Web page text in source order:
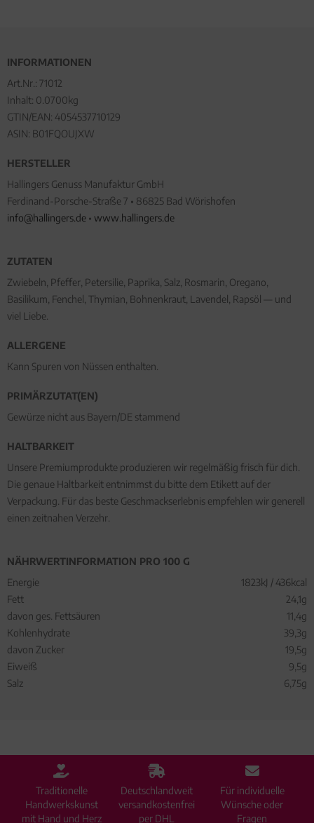
INFORMATIONEN
Art.Nr.: 71012
Inhalt: 0.0700kg
GTIN/EAN: 4054537710129
ASIN: B01FQOUJXW
HERSTELLER
Hallingers Genuss Manufaktur GmbH
Ferdinand-Porsche-Straße 7 • 86825 Bad Wörishofen
info@hallingers.de • www.hallingers.de
ZUTATEN
Zwiebeln, Pfeffer, Petersilie, Paprika, Salz, Rosmarin, Oregano,
Basilikum, Fenchel, Thymian, Bohnenkraut, Lavendel, Rapsöl — und
viel Liebe.
ALLERGENE
Kann Spuren von Nüssen enthalten.
PRIMÄRZUTAT(EN)
Gewürze nicht aus Bayern/DE stammend
HALTBARKEIT
Unsere Premiumprodukte produzieren wir regelmäßig frisch für dich.
Die genaue Haltbarkeit entnimmst du bitte dem Etikett auf der
Verpackung. Für das beste Geschmackserlebnis empfehlen wir generell
einen zeitnahen Verzehr.
NÄHRWERTINFORMATION PRO 100 G
Energie
1823kJ / 436kcal
Fett
24,1g
davon ges. Fettsäuren
11,4g
Kohlenhydrate
39,3g
davon Zucker
19,5g
Eiweiß
9,5g
Salz
6,75g
Traditionelle
Handwerkskunst
mit Hand und Herz
Deutschlandweit
versandkostenfrei
per DHL
Für individuelle
Wünsche oder
Fragen